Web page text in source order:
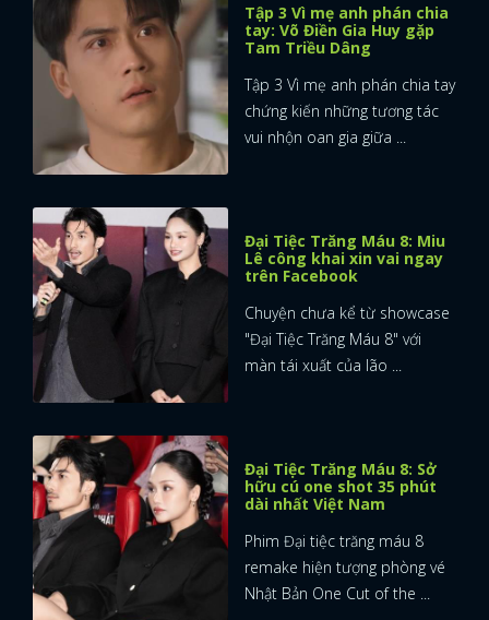
Tập 3 Vì mẹ anh phán chia
tay: Võ Điền Gia Huy gặp
Tam Triều Dâng
Tập 3 Vì mẹ anh phán chia tay
chứng kiến những tương tác
vui nhộn oan gia giữa ...
Đại Tiệc Trăng Máu 8: Miu
Lê công khai xin vai ngay
trên Facebook
Chuyện chưa kể từ showcase
"Đại Tiệc Trăng Máu 8" với
màn tái xuất của lão ...
Đại Tiệc Trăng Máu 8: Sở
hữu cú one shot 35 phút
dài nhất Việt Nam
Phim Đại tiệc trăng máu 8
remake hiện tượng phòng vé
Nhật Bản One Cut of the ...